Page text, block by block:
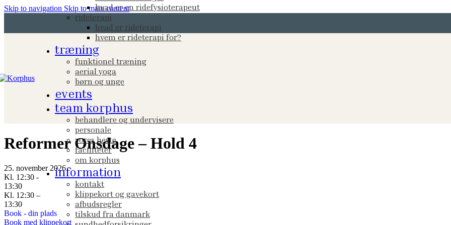
Skip to navigation Skip to main content
hvad er en ridefysioterapeut
rideterapi
hvad er rideterapi
hvem er rideterapi for?
træning
funktionel træning
aerial yoga
børn og unge
events
team korphus
behandlere og undervisere
personale
vores heste
faciliteter
om korphus
information
kontakt
klippekort og gavekort
afbudsregler
tilskud fra danmark
Reformer Onsdage – Hold 4
25. november 2026
Kl. 12:30 -
13:30
Kl. 12:30 –
13:30
Book - din plads
Book med klippekort